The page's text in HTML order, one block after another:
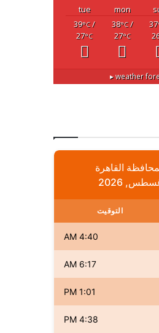
mon
tue
37
38°C/
27°C
39°C/
27°C
القاهرة
التوقيت
4:40 AM
6:17 AM
1:01 PM
4:38 PM